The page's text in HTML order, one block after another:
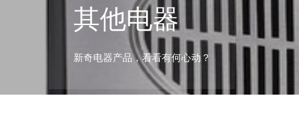
其他电器
新奇电器产品，看看有何心动？